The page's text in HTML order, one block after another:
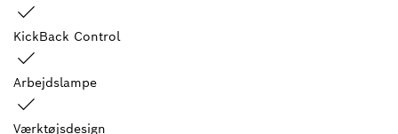
KickBack Control
Arbejdslampe
Værktøjsdesign